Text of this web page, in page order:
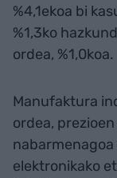
%4,1ekoa bi
%1,3ko
ordea, %1,0koa.
Manufaktura
ordea,
nabarmenagoa
elektronikako